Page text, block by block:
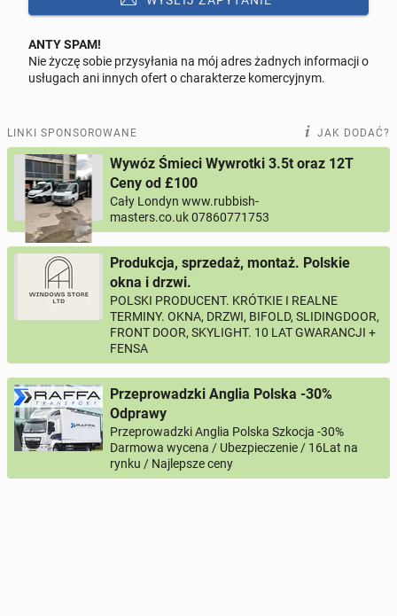
Odpowiedz na ofertę tego ogłoszenia
Imię i nazwisko
Twój telefon
Numer telefon wg wzoru NR KIERUNKOWY KRAJU
+44 7123456789 lub 221234567
Pytanie aktywujące
ANTY SPAM!
Nie życzę sobie przysyłania na mój adres żadnych informacji o
usługach ani innych ofert o charakterze komercyjnym.
LINKI SPONSOROWANE JAK DODAĆ?
Wywóz Śmieci Wywrotki 3.5t oraz 12T
Ceny od £100
Cały Londyn www.rubbish-
masters.co.uk 07860771753
Produkcja, sprzedaż, montaż. Polskie
okna i drzwi.
POLSKI PRODUCENT. KRÓTKIE I REALNE
TERMINY. OKNA, DRZWI, BIFOLD, SLIDINGDOOR,
FRONT DOOR, SKYLIGHT. 10 LAT GWARANCJI +
FENSA
Przeprowadzki Anglia Polska -30%
Odprawy
Przeprowadzki Anglia Polska Szkocja -30%
Darmowa wycena / Ubezpieczenie / 16Lat na
rynku / Najlepsze ceny